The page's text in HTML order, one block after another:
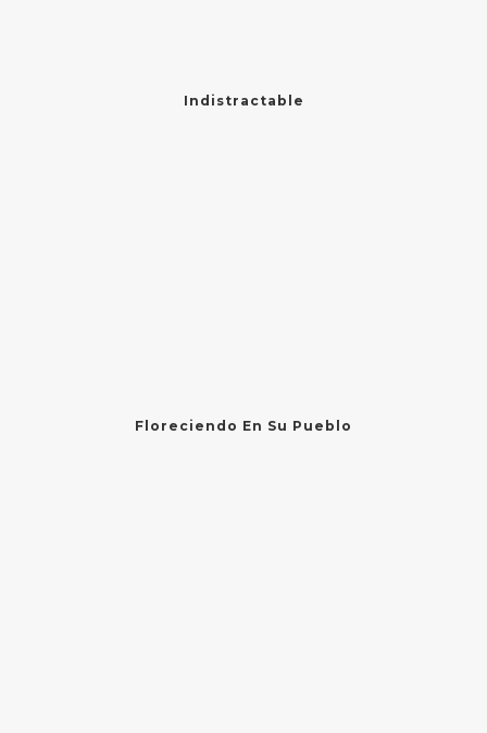
Indistractable
Floreciendo En Su Pueblo